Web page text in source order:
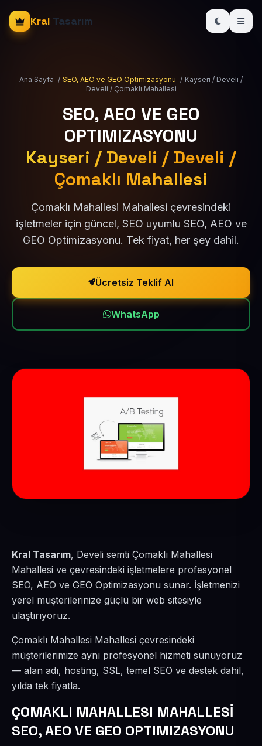
Kral Tasarım
Ana Sayfa / SEO, AEO ve GEO Optimizasyonu / Kayseri / Develi /
Develi / Çomaklı Mahallesi
SEO, AEO VE GEO
OPTIMIZASYONU
Kayseri / Develi / Develi /
Çomaklı Mahallesi
Çomaklı Mahallesi Mahallesi çevresindeki
işletmeler için güncel, SEO uyumlu SEO, AEO ve
GEO Optimizasyonu. Tek fiyat, her şey dahil.
Ücretsiz Teklif Al
WhatsApp
Kral Tasarım, Develi semti Çomaklı Mahallesi
Mahallesi ve çevresindeki işletmelere profesyonel
SEO, AEO ve GEO Optimizasyonu sunar. İşletmenizi
yerel müşterilerinize güçlü bir web sitesiyle
ulaştırıyoruz.
Çomaklı Mahallesi Mahallesi çevresindeki
müşterilerimize aynı profesyonel hizmeti sunuyoruz
— alan adı, hosting, SSL, temel SEO ve destek dahil,
yılda tek fiyatla.
ÇOMAKLI MAHALLESI MAHALLESİ
SEO, AEO VE GEO OPTIMIZASYONU